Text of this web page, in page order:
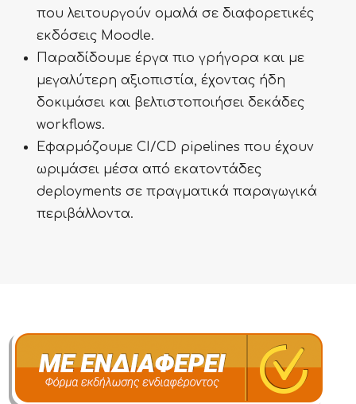
που λειτουργούν ομαλά σε διαφορετικές
εκδόσεις Moodle.
Παραδίδουμε έργα πιο γρήγορα και με
μεγαλύτερη αξιοπιστία, έχοντας ήδη
δοκιμάσει και βελτιστοποιήσει δεκάδες
workflows.
Εφαρμόζουμε CI/CD pipelines που έχουν
ωριμάσει μέσα από εκατοντάδες
deployments σε πραγματικά παραγωγικά
περιβάλλοντα.